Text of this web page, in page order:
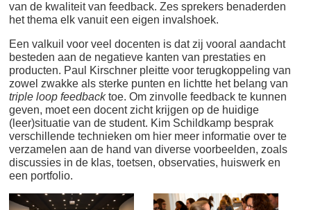
van de kwaliteit van feedback. Zes sprekers benaderden
het thema elk vanuit een eigen invalshoek.
Een valkuil voor veel docenten is dat zij vooral aandacht
besteden aan de negatieve kanten van prestaties en
producten. Paul Kirschner pleitte voor terugkoppeling van
zowel zwakke als sterke punten en lichtte het belang van
triple loop feedbacktoe. Om zinvolle feedback te kunnen
geven, moet een docent zicht krijgen op de huidige
(leer)situatie van de student. Kim Schildkamp besprak
verschillende technieken om hier meer informatie over te
verzamelen aan de hand van diverse voorbeelden, zoals
discussies in de klas, toetsen, observaties, huiswerk en
een portfolio.